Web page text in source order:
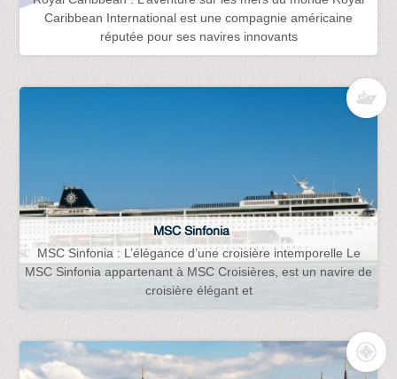
Caribbean International est une compagnie américaine
réputée pour ses navires innovants
MSC Sinfonia
MSC Sinfonia : L’élégance d’une croisière intemporelle Le
MSC Sinfonia appartenant à MSC Croisières, est un navire de
croisière élégant et